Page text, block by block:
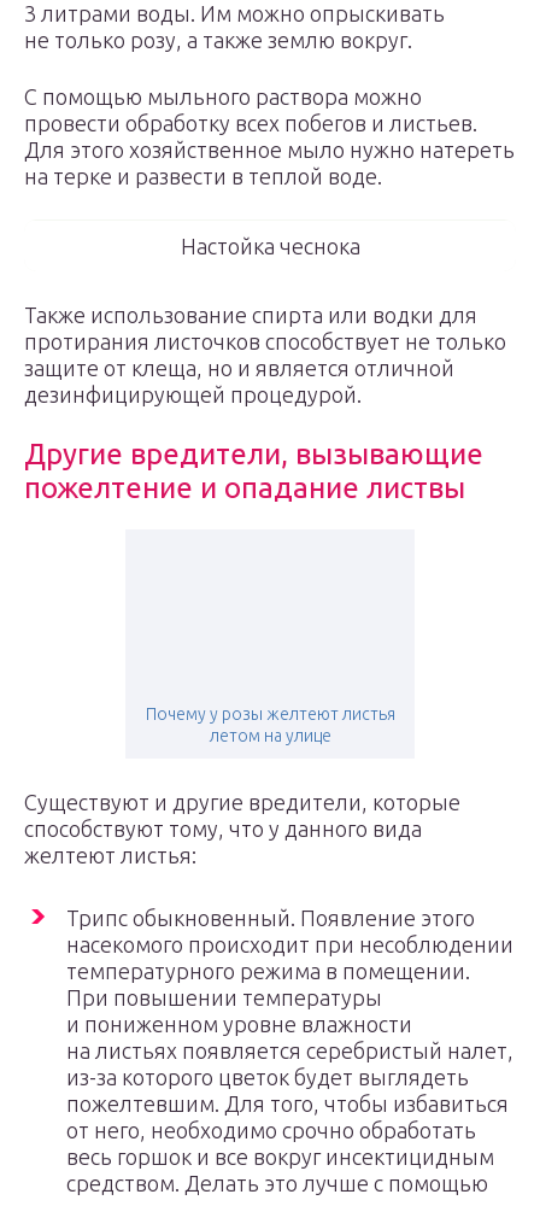
3 литрами воды. Им можно опрыскивать
не только розу, а также землю вокруг.
С помощью мыльного раствора можно
провести обработку всех побегов и листьев.
Для этого хозяйственное мыло нужно натереть
на терке и развести в теплой воде.
Настойка чеснока
Также использование спирта или водки для
протирания листочков способствует не только
защите от клеща, но и является отличной
дезинфицирующей процедурой.
Другие вредители, вызывающие
пожелтение и опадание листвы
Почему у розы желтеют листья
летом на улице
Существуют и другие вредители, которые
способствуют тому, что у данного вида
желтеют листья:
Трипс обыкновенный. Появление этого
насекомого происходит при несоблюдении
температурного режима в помещении.
При повышении температуры
и пониженном уровне влажности
на листьях появляется серебристый налет,
из-за которого цветок будет выглядеть
пожелтевшим. Для того, чтобы избавиться
от него, необходимо срочно обработать
весь горшок и все вокруг инсектицидным
средством. Делать это лучше с помощью